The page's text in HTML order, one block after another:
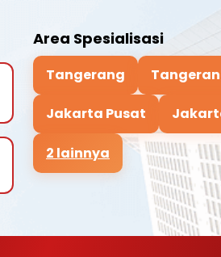
Area Spesialisasi
Tangerang
Jakarta Pusat
2 lainnya